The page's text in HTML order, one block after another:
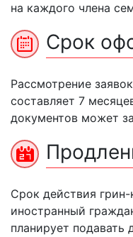
на каждого члена
Срок
Рассмотрение
составляет 7
документов может
Срок действия
иностранный
планирует подавать